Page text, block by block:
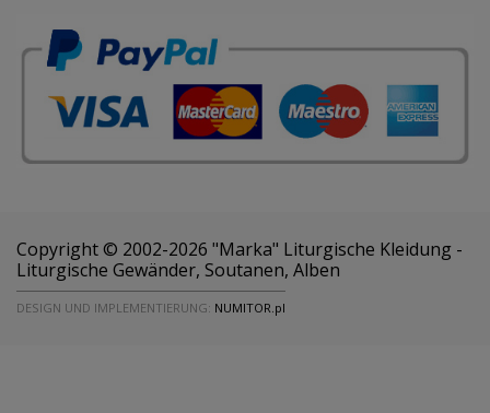
Copyright © 2002-2026 "Marka" Liturgische Kleidung -
Liturgische Gewänder, Soutanen, Alben
DESIGN UND IMPLEMENTIERUNG: NUMITOR.pl